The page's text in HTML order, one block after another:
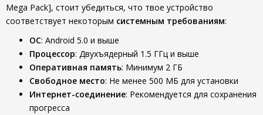
Mega Pack], стоит убедиться, что твое устройство
соответствует некоторым системным требованиям:
ОС: Android 5.0 и выше
Процессор: Двухъядерный 1.5 ГГц и выше
Оперативная память: Минимум 2 ГБ
Свободное место: Не менее 500 МБ для установки
Интернет-соединение: Рекомендуется для сохранения
прогресса